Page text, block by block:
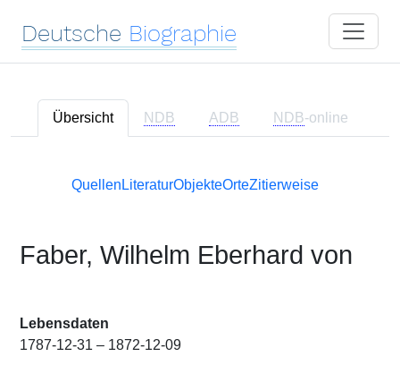
Deutsche Biographie
Übersicht NDB ADB NDB-online
Quellen LiteraturObjekteOrteZitierweise
Faber, Wilhelm Eberhard von
Lebensdaten
1787-12-31 – 1872-12-09